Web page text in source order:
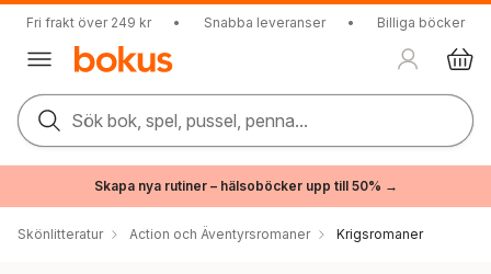
Fri frakt över 249 kr • Snabba leveranser • Billiga böcker
Sök bok, spel, pussel, penna...
Skapa nya rutiner – hälsoböcker upp till 50% →
Skönlitteratur Action och Äventyrsromaner Krigsromaner